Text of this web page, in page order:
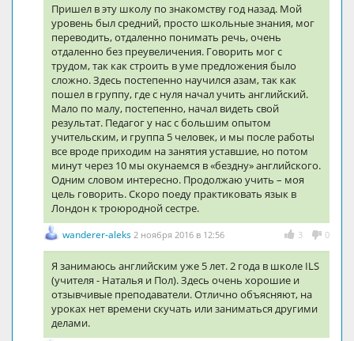
Пришел в эту школу по знакомству год назад. Мой
уровень был средний, просто школьные знания, мог
переводить, отдаленно понимать речь, очень
отдаленно без преувеличения. Говорить мог с
трудом, так как строить в уме предложения было
сложно. Здесь постепенно научился азам, так как
пошел в группу, где с нуля начал учить английский.
Мало по малу, постепенно, начал видеть свой
результат. Педагог у нас с большим опытом
учительским, и группа 5 человек, и мы после работы
все вроде приходим на занятия уставшие, но потом
минут через 10 мы окунаемся в «бездну» английского.
Одним словом интересно. Продолжаю учить – моя
цель говорить. Скоро поеду практиковать язык в
Лондон к троюродной сестре.
3 0
wanderer-aleks 2 ноября 2016 в 12:56
Я занимаюсь английским уже 5 лет. 2 года в школе ILS
(учителя - Наталья и Пол). Здесь очень хорошие и
отзывчивые преподаватели. Отлично объясняют, на
уроках нет времени скучать или заниматься другими
делами.